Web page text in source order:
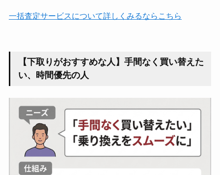
一括査定サービスについて詳しくみるならこちら
【下取りがおすすめな人】手間なく買い替えた
い、時間優先の人